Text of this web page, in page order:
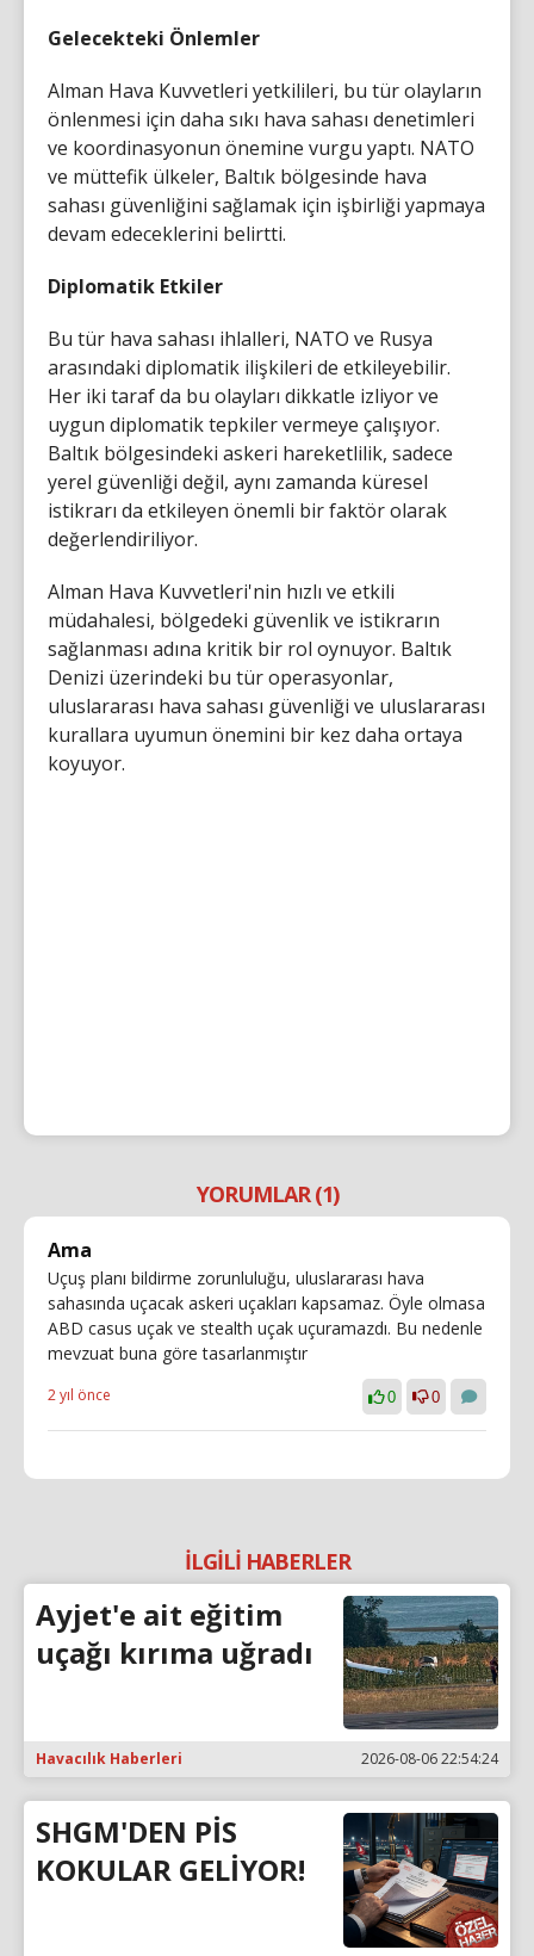
Gelecekteki Önlemler
Alman Hava Kuvvetleri yetkilileri, bu tür olayların
önlenmesi için daha sıkı hava sahası denetimleri
ve koordinasyonun önemine vurgu yaptı. NATO
ve müttefik ülkeler, Baltık bölgesinde hava
sahası güvenliğini sağlamak için işbirliği yapmaya
devam edeceklerini belirtti.
Diplomatik Etkiler
Bu tür hava sahası ihlalleri, NATO ve Rusya
arasındaki diplomatik ilişkileri de etkileyebilir.
Her iki taraf da bu olayları dikkatle izliyor ve
uygun diplomatik tepkiler vermeye çalışıyor.
Baltık bölgesindeki askeri hareketlilik, sadece
yerel güvenliği değil, aynı zamanda küresel
istikrarı da etkileyen önemli bir faktör olarak
değerlendiriliyor.
Alman Hava Kuvvetleri'nin hızlı ve etkili
müdahalesi, bölgedeki güvenlik ve istikrarın
sağlanması adına kritik bir rol oynuyor. Baltık
Denizi üzerindeki bu tür operasyonlar,
uluslararası hava sahası güvenliği ve uluslararası
kurallara uyumun önemini bir kez daha ortaya
koyuyor.
YORUMLAR (1)
Ama
Uçuş planı bildirme zorunluluğu, uluslararası hava
sahasında uçacak askeri uçakları kapsamaz. Öyle olmasa
ABD casus uçak ve stealth uçak uçuramazdı. Bu nedenle
mevzuat buna göre tasarlanmıştır
2 yıl önce 0 0
İLGİLİ HABERLER
Ayjet'e ait eğitim
uçağı kırıma uğradı
Havacılık Haberleri 2026-08-06 22:54:24
SHGM'DEN PİS
KOKULAR GELİYOR!